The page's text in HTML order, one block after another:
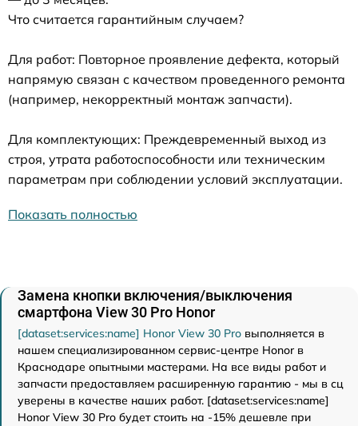
Что считается гарантийным случаем?
Для работ: Повторное проявление дефекта, который
напрямую связан с качеством проведенного ремонта
(например, некорректный монтаж запчасти).
Для комплектующих: Преждевременный выход из
строя, утрата работоспособности или техническим
параметрам при соблюдении условий эксплуатации.
Показать полностью
Замена кнопки включения/выключения
смартфона View 30 Pro Honor
[dataset:services:name] Honor View 30 Pro выполняется в
нашем специализированном сервис-центре Honor в
Краснодаре опытными мастерами. На все виды работ и
запчасти предоставляем расширенную гарантию - мы в сц
уверены в качестве наших работ. [dataset:services:name]
Honor View 30 Pro будет стоить на -15% дешевле при